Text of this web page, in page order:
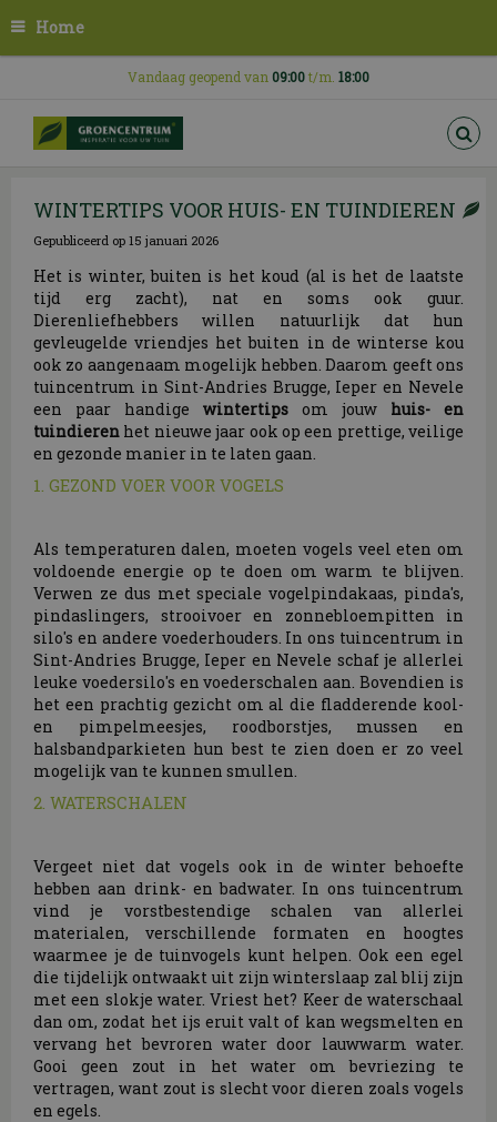
n
Home
Vandaag geopend van 09:00t/m. 18:00
WINTERTIPS VOOR HUIS- EN TUINDIEREN
Gepubliceerd op 15 januari 2026
Het is winter, buiten is het koud (al is het de laatste
tijd erg zacht), nat en soms ook guur.
Dierenliefhebbers willen natuurlijk dat hun
gevleugelde vriendjes het buiten in de winterse kou
ook zo aangenaam mogelijk hebben. Daarom geeft ons
tuincentrum in Sint-Andries Brugge, Ieper en Nevele
een paar handige wintertips om jouw huis- en
tuindieren het nieuwe jaar ook op een prettige, veilige
en gezonde manier in te laten gaan.
1. GEZOND VOER VOOR VOGELS
Als temperaturen dalen, moeten vogels veel eten om
voldoende energie op te doen om warm te blijven.
Verwen ze dus met speciale vogelpindakaas, pinda's,
pindaslingers, strooivoer en zonnebloempitten in
silo's en andere voederhouders. In ons tuincentrum in
Sint-Andries Brugge, Ieper en Nevele schaf je allerlei
leuke voedersilo's en voederschalen aan. Bovendien is
het een prachtig gezicht om al die fladderende kool-
en pimpelmeesjes, roodborstjes, mussen en
halsbandparkieten hun best te zien doen er zo veel
mogelijk van te kunnen smullen.
2. WATERSCHALEN
Vergeet niet dat vogels ook in de winter behoefte
hebben aan drink- en badwater. In ons tuincentrum
vind je vorstbestendige schalen van allerlei
materialen, verschillende formaten en hoogtes
waarmee je de tuinvogels kunt helpen. Ook een egel
die tijdelijk ontwaakt uit zijn winterslaap zal blij zijn
met een slokje water. Vriest het? Keer de waterschaal
dan om, zodat het ijs eruit valt of kan wegsmelten en
vervang het bevroren water door lauwwarm water.
Gooi geen zout in het water om bevriezing te
vertragen, want zout is slecht voor dieren zoals vogels
en egels.